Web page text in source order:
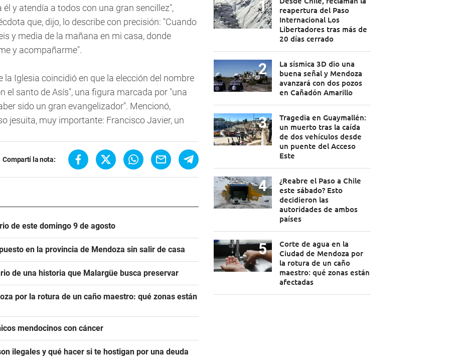
y atendía a todos con una gran sencillez",
que, dijo, lo describe con precisión: "Cuando
y media de la mañana en mi casa, donde
y acompañarme".
la Iglesia coincidió en que la elección del nombre
el santo de Asís", una figura marcada por "una
sido un gran evangelizador". Mencionó,
jesuita, muy importante: Francisco Javier, un
Compartí la nota:
de este domingo 9 de agosto
en la provincia de Mendoza sin salir de casa
de una historia que Malargüe busca preservar
por la rotura de un caño maestro: qué zonas están
mendocinos con cáncer
ilegales y qué hacer si te hostigan por una deuda
reapertura del Paso
Internacional Los
Libertadores tras más de
20 días cerrado
La sísmica 3D dio una
buena señal y Mendoza
avanzará con dos pozos
en Cañadón Amarillo
Tragedia en Guaymallén:
un muerto tras la caída
de dos vehículos desde
un puente del Acceso
Este
¿Reabre el Paso a Chile
este sábado? Esto
decidieron las
autoridades de ambos
países
Corte de agua en la
Ciudad de Mendoza por
la rotura de un caño
maestro: qué zonas están
afectadas